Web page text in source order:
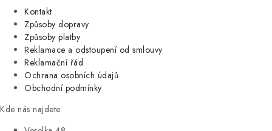
Kontakt
Způsoby dopravy
Způsoby platby
Reklamace a odstoupení od smlouvy
Reklamační řád
Ochrana osobních údajů
Obchodní podmínky
Kde nás najdete
KUCHYNĚ
ORGANIZACE
DOMÁCNOST
ÚKLID